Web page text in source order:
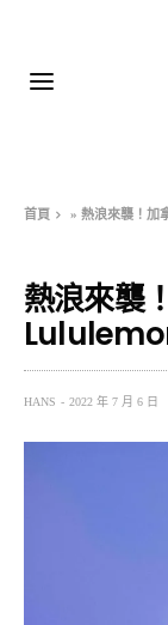
首頁 »熱浪來襲！加
熱浪來襲
HANS 2022 年 7 月 6 日